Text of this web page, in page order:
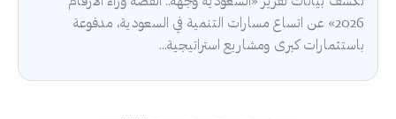
2026» عن اتساع مسارات التنمية في السعودية، مدفوعة
باستثمارات كبرى ومشاريع استراتيجية...